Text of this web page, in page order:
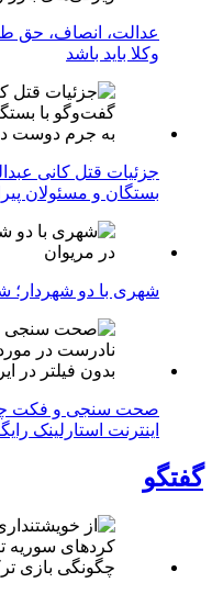
عدالت، انصاف، حق
وکلا باید باشد
بستگان و مسئولان
شهری با دو شهردار؛
صحت سنجی و فکت
اینترنت استارلینک
گفتگو